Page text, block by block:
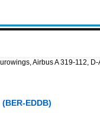
Airbus A 319-112,
EDDB)